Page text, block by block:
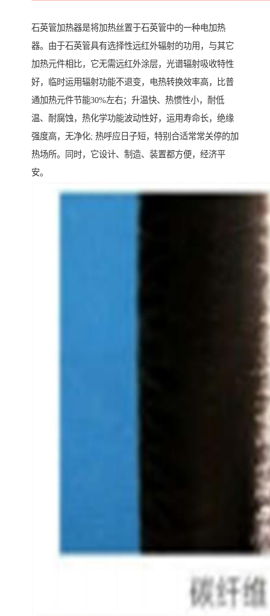
石英管加热器是将加热丝置于石英管中的一种电加热
器。由于石英管具有选择性远红外辐射的功用，与其它
加热元件相比，它无需远红外涂层，光谱辐射吸收特性
好，临时运用辐射功能不退变，电热转换效率高，比普
通加热元件节能30%左右；升温快、热惯性小，耐低
温、耐腐蚀，热化学功能波动性好，运用寿命长，绝缘
强度高，无净化; 热呼应日子短，特别合适常常关停的加
热场所。同时，它设计、制造、装置都方便，经济平
安。